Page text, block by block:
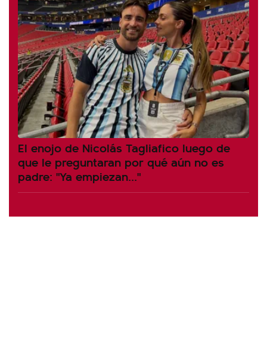
El enojo de Nicolás Tagliafico luego de
que le preguntaran por qué aún no es
padre: "Ya empiezan..."